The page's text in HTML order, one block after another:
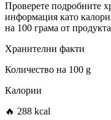
Проверете подробните
информация като
на 100 грама от
Хранителни факти
Количество на 100 g
Калории
🔥 288 kcal